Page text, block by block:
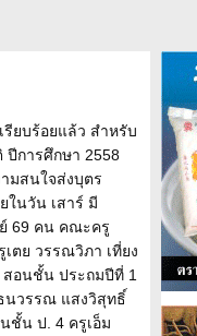
รียบร้อยแล้ว สำหรับ
ปีการศึกษา 2558
มสนใจส่งบุตร
ในวัน เสาร์ มี
69 คน คณะครู
ตย วรรณวิภา เที่ยง
อนชั้น ประถมปีที่ 1
นวรรณ แสงวิสุทธิ์
ชั้น ป. 4 ครูเอ็ม